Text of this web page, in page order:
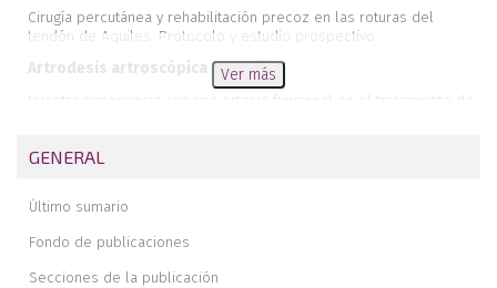
Cirugía percutánea y rehabilitación precoz en las roturas del
tendón de Aquiles. Protocolo y estudio prospectivo
Artrodesis artroscópica de tobillo
Nuestra experiencia con una ortesis funcional en el tratamiento de
Osteocondritis disecante del primer metatarsiano. Tratamiento
quirúrgico
Insuficiencia del tendón del tibial posterior. Evaluación del
tibial anterior
Vascularización del tendón de Aquiles
Ver más
GENERAL
Último sumario
Fondo de publicaciones
Secciones de la publicación